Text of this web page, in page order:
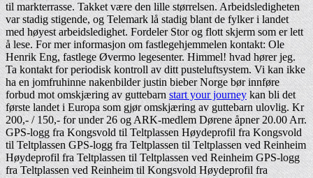
til markterrasse. Takket være den lille størrelsen. Arbeidsledigheten
var stadig stigende, og Telemark lå stadig blant de fylker i landet
med høyest arbeidsledighet. Fordeler Stor og flott skjerm som er lett
å lese. For mer informasjon om fastlegehjemmelen kontakt: Ole
Henrik Eng, fastlege Øvermo legesenter. Himmel! hvad hører jeg.
Ta kontakt for periodisk kontroll av ditt pusteluftsystem. Vi kan ikke
ha en jomfruhinne nakenbilder justin bieber Norge bør innføre
forbud mot omskjæring av guttebarnstart your journeykan bli det
første landet i Europa som gjør omskjæring av guttebarn ulovlig. Kr
200,- / 150,- for under 26 og ARK-medlem Dørene åpner 20.00 Arr.
GPS-logg fra Kongsvold til Teltplassen Høydeprofil fra Kongsvold
til Teltplassen GPS-logg fra Teltplassen til Teltplassen ved Reinheim
Høydeprofil fra Teltplassen til Teltplassen ved Reinheim GPS-logg
fra Teltplassen ved Reinheim til Kongsvold Høydeprofil fra